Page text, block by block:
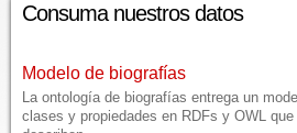
Consuma nuestros datos
clases y propiedades en RDFs y OWL que
describen ...